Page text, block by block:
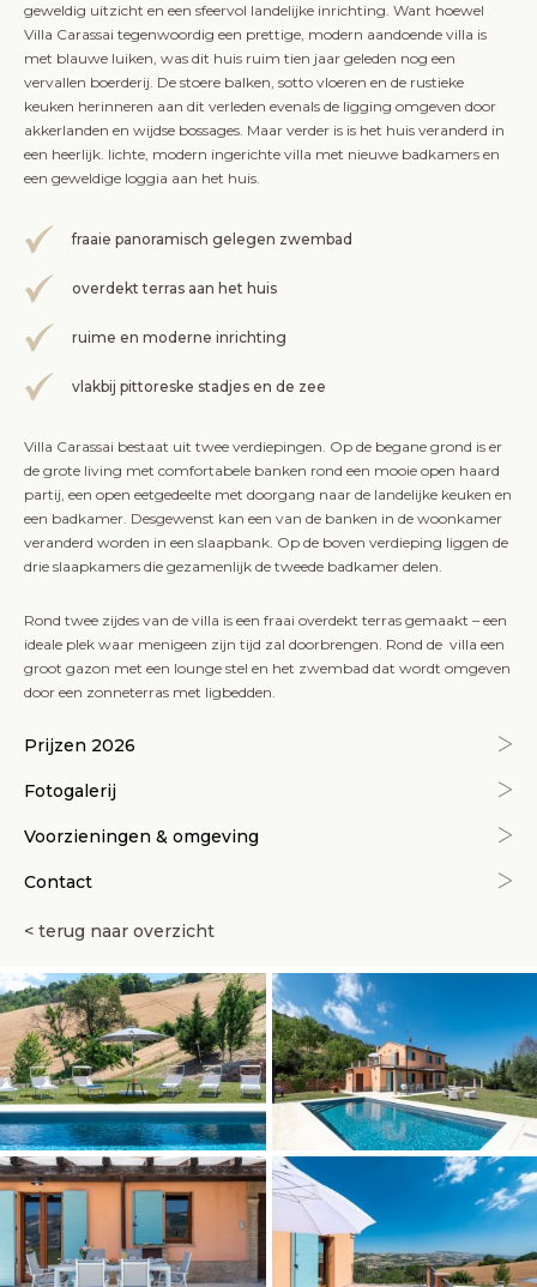
geweldig uitzicht en een sfeervol landelijke inrichting. Want hoewel
Villa Carassai tegenwoordig een prettige, modern aandoende villa is
met blauwe luiken, was dit huis ruim tien jaar geleden nog een
vervallen boerderij. De stoere balken, sotto vloeren en de rustieke
keuken herinneren aan dit verleden evenals de ligging omgeven door
akkerlanden en wijdse bossages. Maar verder is is het huis veranderd in
een heerlijk. lichte, modern ingerichte villa met nieuwe badkamers en
een geweldige loggia aan het huis.
fraaie panoramisch gelegen zwembad
overdekt terras aan het huis
ruime en moderne inrichting
vlakbij pittoreske stadjes en de zee
Villa Carassai bestaat uit twee verdiepingen. Op de begane grond is er
de grote living met comfortabele banken rond een mooie open haard
partij, een open eetgedeelte met doorgang naar de landelijke keuken en
een badkamer. Desgewenst kan een van de banken in de woonkamer
veranderd worden in een slaapbank. Op de boven verdieping liggen de
drie slaapkamers die gezamenlijk de tweede badkamer delen.
Rond twee zijdes van de villa is een fraai overdekt terras gemaakt – een
ideale plek waar menigeen zijn tijd zal doorbrengen. Rond de villa een
groot gazon met een lounge stel en het zwembad dat wordt omgeven
door een zonneterras met ligbedden.
Prijzen 2026
Fotogalerij
Voorzieningen & omgeving
Contact
< terug naar overzicht